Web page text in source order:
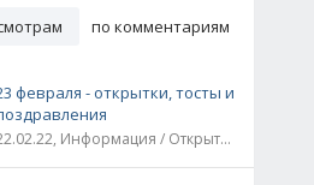
по комментариям
февраля - открытки, тосты и
22.02.22, Информация / Открытки / Все праздники